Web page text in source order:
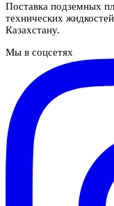
Поставка подземных
технических
Казахстану.
Мы в соцсетях